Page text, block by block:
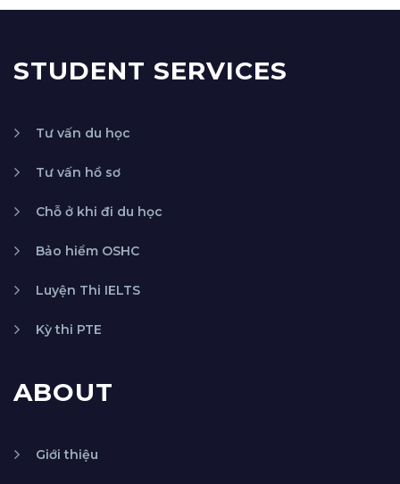
STUDENT SERVICES
Tư vấn du học
Tư vấn hồ sơ
Chỗ ở khi đi du học
Bảo hiểm OSHC
Luyện Thi IELTS
Kỳ thi PTE
ABOUT
Giới thiệu